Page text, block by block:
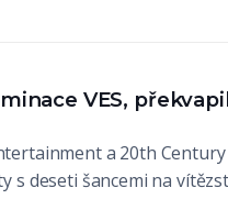
VES,
a 20th
s deseti šancemi na